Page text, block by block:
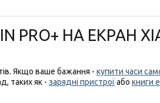
PRO+ НА ЕКРАН
Якщо ваше бажання - купити часи
таких як - зарядні пристроїабо книги